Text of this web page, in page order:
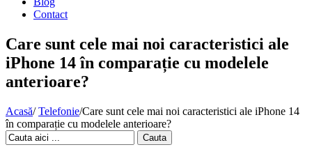
Contact
Care sunt cele mai noi caracteristici ale
iPhone 14 în comparație cu modelele
anterioare?
Acasă/ Telefonie/Care sunt cele mai noi caracteristici ale iPhone 14
în comparație cu modelele anterioare?
Cauta